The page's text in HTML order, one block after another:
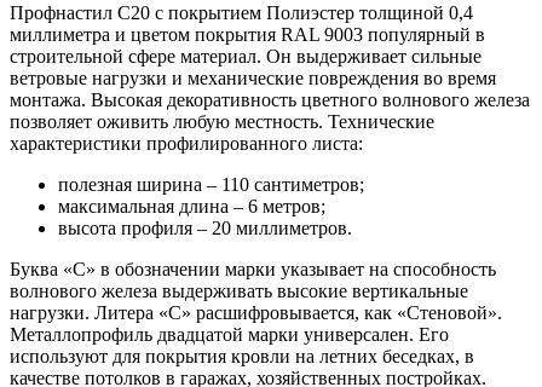
Профнастил С20 с покрытием Полиэстер толщиной 0,4
миллиметра и цветом покрытия RAL 9003 популярный в
строительной сфере материал. Он выдерживает сильные
ветровые нагрузки и механические повреждения во время
монтажа. Высокая декоративность цветного волнового железа
позволяет оживить любую местность. Технические
характеристики профилированного листа:
полезная ширина – 110 сантиметров;
максимальная длина – 6 метров;
высота профиля – 20 миллиметров.
Буква «С» в обозначении марки указывает на способность
волнового железа выдерживать высокие вертикальные
нагрузки. Литера «С» расшифровывается, как «Стеновой».
Металлопрофиль двадцатой марки универсален. Его
используют для покрытия кровли на летних беседках, в
качестве потолков в гаражах, хозяйственных постройках.